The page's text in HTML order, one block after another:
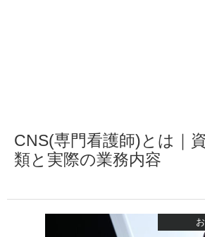
CNS(専門看護師)とは｜
類と実際の業務内容